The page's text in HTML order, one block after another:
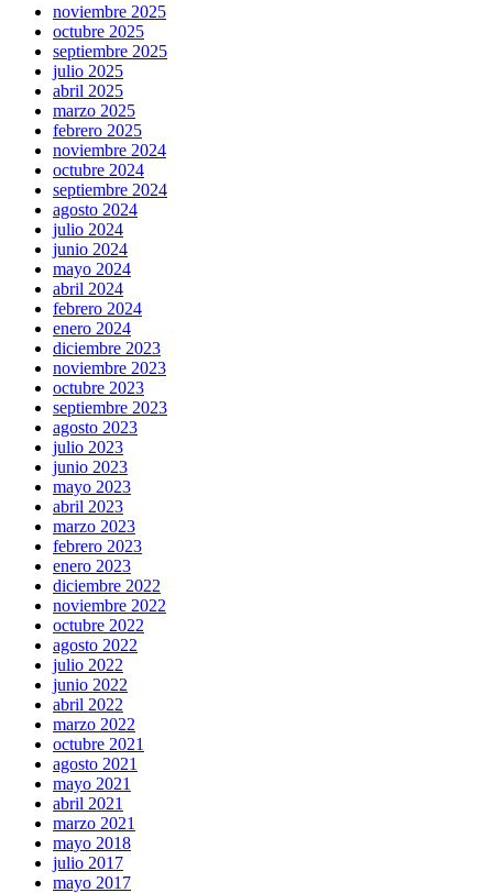
noviembre 2025
octubre 2025
septiembre 2025
julio 2025
abril 2025
marzo 2025
febrero 2025
noviembre 2024
octubre 2024
septiembre 2024
agosto 2024
julio 2024
junio 2024
mayo 2024
abril 2024
febrero 2024
enero 2024
diciembre 2023
noviembre 2023
octubre 2023
septiembre 2023
agosto 2023
julio 2023
junio 2023
mayo 2023
abril 2023
marzo 2023
febrero 2023
enero 2023
diciembre 2022
noviembre 2022
octubre 2022
agosto 2022
julio 2022
junio 2022
abril 2022
marzo 2022
octubre 2021
agosto 2021
mayo 2021
abril 2021
marzo 2021
mayo 2018
julio 2017
mayo 2017